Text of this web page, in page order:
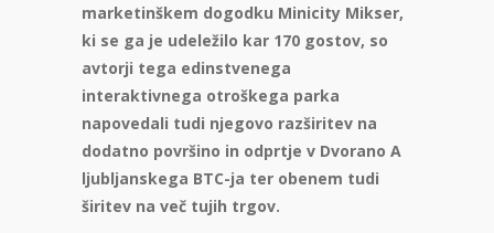
marketinškem dogodku Minicity Mikser,
ki se ga je udeležilo kar 170 gostov, so
avtorji tega edinstvenega
interaktivnega otroškega parka
napovedali tudi njegovo razširitev na
dodatno površino in odprtje v Dvorano A
ljubljanskega BTC-ja ter obenem tudi
širitev na več tujih trgov.